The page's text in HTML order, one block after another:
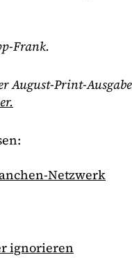
Frank.
August-Print-Ausgabe
Netzwerk
ignorieren